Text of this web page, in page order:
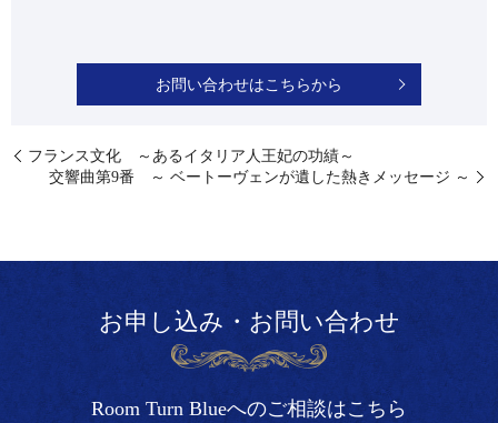
お問い合わせはこちらから
フランス文化 ～あるイタリア人王妃の功績～
交響曲第9番 ～ ベートーヴェンが遺した熱きメッセージ ～
お申し込み・お問い合わせ
Room Turn Blueへのご相談はこちら